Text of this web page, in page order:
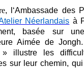
, l ‘Ambassade des
Néerlandais à
basée sur
Aimée de
illustre les
sur leur chemin,